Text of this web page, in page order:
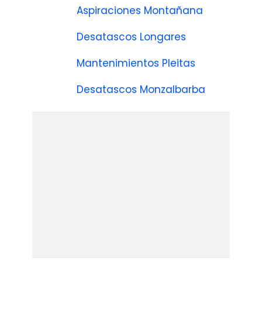
Aspiraciones Montañana
Desatascos Longares
Mantenimientos Pleitas
Desatascos Monzalbarba